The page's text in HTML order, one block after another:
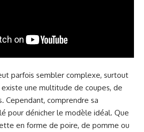
parfois sembler complexe, surtout
existe une multitude de coupes, de
Cependant, comprendre sa
pour dénicher le modèle idéal. Que
en forme de poire, de pomme ou